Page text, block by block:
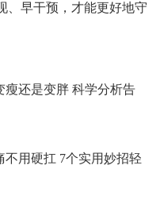
、早干预，才能更好地守
瘦还是变胖 科学分析告
不用硬扛 7个实用妙招轻